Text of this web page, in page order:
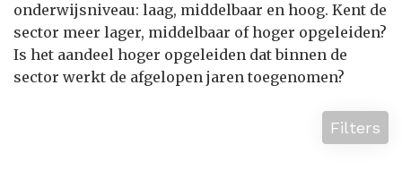
onderwijsniveau: laag, middelbaar en hoog. Kent de
sector meer lager, middelbaar of hoger opgeleiden?
Is het aandeel hoger opgeleiden dat binnen de
sector werkt de afgelopen jaren toegenomen?
Filters